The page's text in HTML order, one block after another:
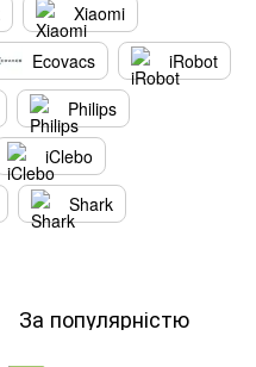
Xiaomi
Ecovacs
iRobot
Philips
iClebo
Shark
За популярністю